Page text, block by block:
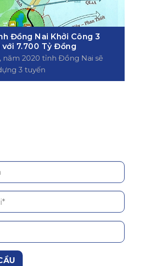
Đồng Nai Khởi Công 3
7.700 Tỷ Đồng
năm 2020 tỉnh Đồng Nai sẽ
3 tuyến